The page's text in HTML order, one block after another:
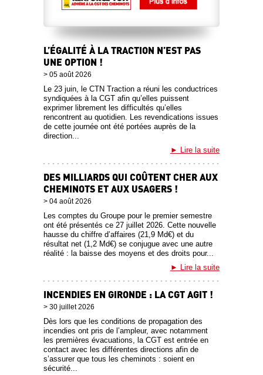
L’ÉGALITÉ À LA TRACTION N’EST PAS
UNE OPTION !
05 août 2026
Le 23 juin, le CTN Traction a réuni les conductrices
syndiquées à la CGT afin qu’elles puissent
exprimer librement les difficultés qu’elles
rencontrent au quotidien. Les revendications issues
de cette journée ont été portées auprès de la
direction...
Lire la suite
DES MILLIARDS QUI COÛTENT CHER AUX
CHEMINOTS ET AUX USAGERS !
04 août 2026
Les comptes du Groupe pour le premier semestre
ont été présentés ce 27 juillet 2026. Cette nouvelle
hausse du chiffre d’affaires (21,9 Md€) et du
résultat net (1,2 Md€) se conjugue avec une autre
réalité : la baisse des moyens et des droits pour...
Lire la suite
INCENDIES EN GIRONDE : LA CGT AGIT !
30 juillet 2026
Dès lors que les conditions de propagation des
incendies ont pris de l’ampleur, avec notamment
les premières évacuations, la CGT est entrée en
contact avec les différentes directions afin de
s’assurer que tous les cheminots : soient en
sécurité...